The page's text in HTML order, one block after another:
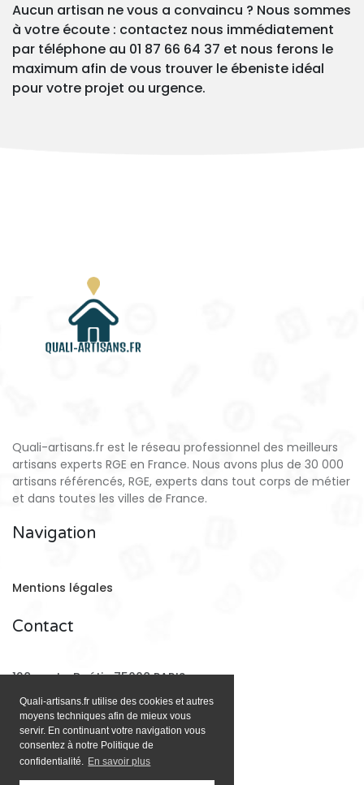
Quali-artisans.fr utilise des cookies et autres
moyens techniques afin de mieux vous
servir. En continuant votre navigation vous
consentez à notre Politique de
confidentialité. En savoir plus
Aucun artisan ne vous a convaincu ? Nous sommes
à votre écoute : contactez nous immédiatement
par téléphone au 01 87 66 64 37 et nous ferons le
maximum afin de vous trouver le ébeniste idéal
pour votre projet ou urgence.
Quali-artisans.fr est le réseau professionnel des meilleurs
artisans experts RGE en France. Nous avons plus de 30 000
artisans référencés, RGE, experts dans tout corps de métier
et dans toutes les villes de France.
Navigation
Mentions légales
Contact
128 rue La Boétie 75008 PARIS
Email: contact@quali-artisans.fr